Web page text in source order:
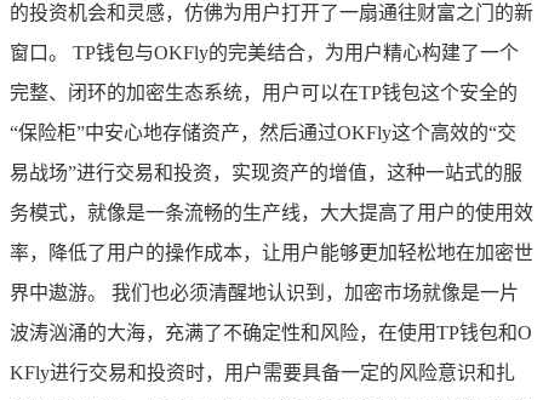
的投资机会和灵感，仿佛为用户打开了一扇通往财富之门的新
窗口。 TP钱包与OKFly的完美结合，为用户精心构建了一个
完整、闭环的加密生态系统，用户可以在TP钱包这个安全的
“保险柜”中安心地存储资产，然后通过OKFly这个高效的“交
易战场”进行交易和投资，实现资产的增值，这种一站式的服
务模式，就像是一条流畅的生产线，大大提高了用户的使用效
率，降低了用户的操作成本，让用户能够更加轻松地在加密世
界中遨游。 我们也必须清醒地认识到，加密市场就像是一片
波涛汹涌的大海，充满了不确定性和风险，在使用TP钱包和O
KFly进行交易和投资时，用户需要具备一定的风险意识和扎